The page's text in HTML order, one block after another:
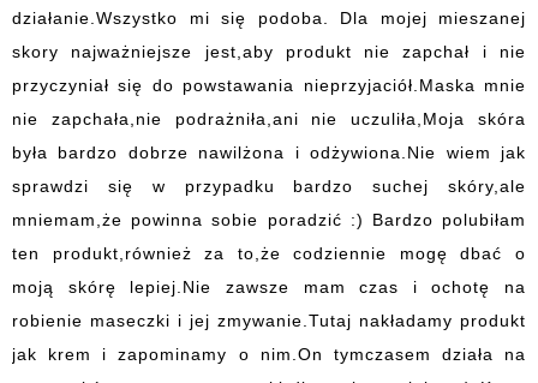
działanie.Wszystko mi się podoba. Dla mojej mieszanej
skory najważniejsze jest,aby produkt nie zapchał i nie
przyczyniał się do powstawania nieprzyjaciół.Maska mnie
nie zapchała,nie podrażniła,ani nie uczuliła,Moja skóra
była bardzo dobrze nawilżona i odżywiona.Nie wiem jak
sprawdzi się w przypadku bardzo suchej skóry,ale
mniemam,że powinna sobie poradzić :) Bardzo polubiłam
ten produkt,również za to,że codziennie mogę dbać o
moją skórę lepiej.Nie zawsze mam czas i ochotę na
robienie maseczki i jej zmywanie.Tutaj nakładamy produkt
jak krem i zapominamy o nim.On tymczasem działa na